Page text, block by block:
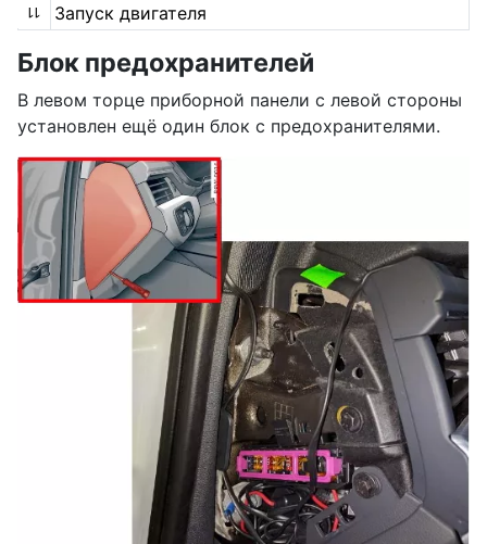
11 Запуск двигателя
Блок предохранителей
В левом торце приборной панели с левой стороны
установлен ещё один блок с предохранителями.